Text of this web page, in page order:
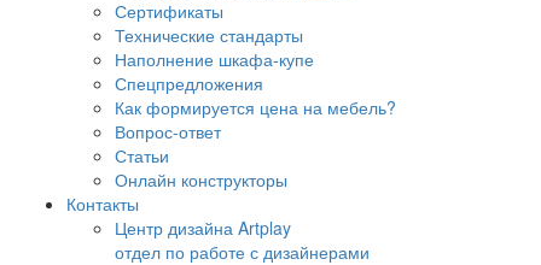
Сертификаты
Технические стандарты
Наполнение шкафа-купе
Спецпредложения
Как формируется цена на мебель?
Вопрос-ответ
Статьи
Онлайн конструкторы
Контакты
Центр дизайна Artplay
отдел по работе с дизайнерами